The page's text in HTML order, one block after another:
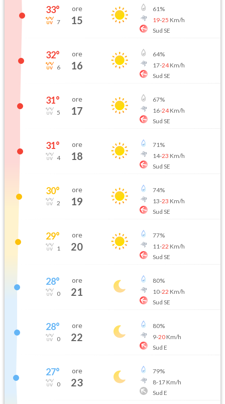
33°
7
ore
15
61%
19-25 Km/h
Sud SE
32°
6
ore
16
64%
17-24Km/h
Sud SE
31°
5
ore
17
67%
16-24Km/h
Sud SE
31°
4
ore
18
71%
14-23 Km/h
Sud SE
30°
2
ore
19
74%
13-23 Km/h
Sud SE
29°
1
ore
20
77%
11-22 Km/h
Sud SE
28°
0
ore
21
80%
10-22 Km/h
Sud SE
28°
0
ore
22
80%
9-20Km/h
Sud E
27°
0
ore
23
79%
8-17Km/h
Sud E